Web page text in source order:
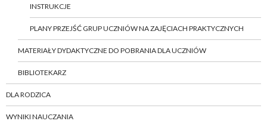
INSTRUKCJE
PLANY PRZEJŚĆ GRUP UCZNIÓW NA ZAJĘCIACH PRAKTYCZNYCH
MATERIAŁY DYDAKTYCZNE DO POBRANIA DLA UCZNIÓW
BIBLIOTEKARZ
DLA RODZICA
WYNIKI NAUCZANIA